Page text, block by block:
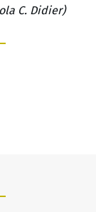
C. Didier)